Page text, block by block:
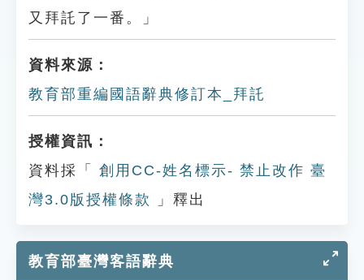
又拜託了一番。」
資料來源：
教育部重編國語辭典修訂本_拜託
授權資訊：
資料採「
創用CC-姓名標示- 禁止改作 臺
灣3.0版授權條款
」釋出
教育部臺灣客語辭典